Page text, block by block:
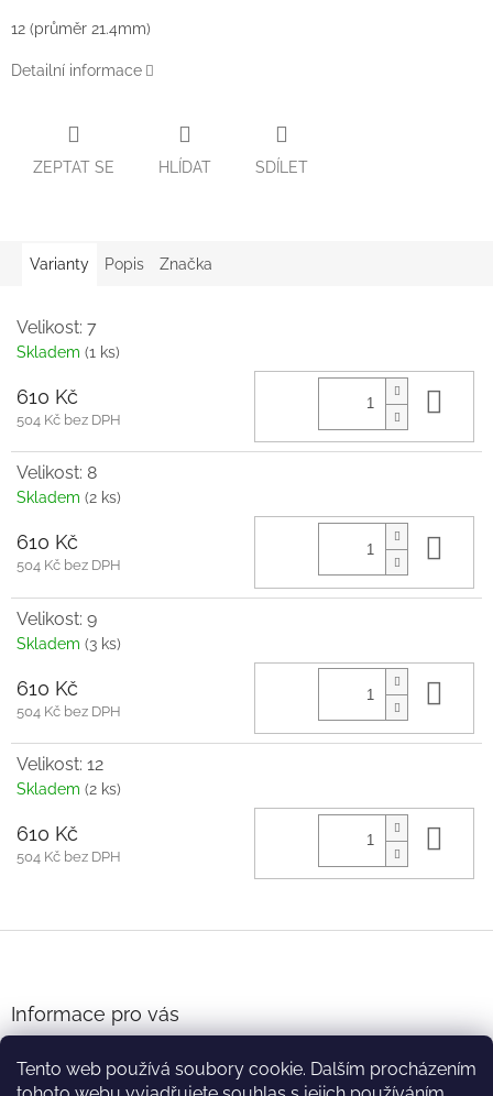
Tento web používá soubory cookie. Dalším procházením
12 (průměr 21.4mm)
Detailní informace
ZEPTAT SE HLÍDAT SDÍLET
Varianty Popis Značka
Velikost: 7
Skladem (1 ks)
610 Kč
504 Kč bez DPH
Velikost: 8
Skladem (2 ks)
610 Kč
504 Kč bez DPH
Velikost: 9
Skladem (3 ks)
610 Kč
504 Kč bez DPH
Velikost: 12
Skladem (2 ks)
610 Kč
504 Kč bez DPH
t
Informace pro vás
Podmínky ochrany osobních údajů